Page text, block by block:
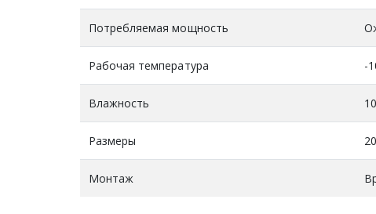
Потребляемая мощность
Рабочая температура -
Влажность
Размеры
Монтаж